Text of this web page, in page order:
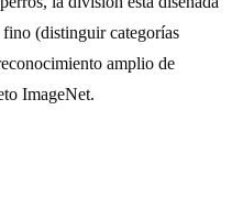
(distinguir categorías
amplio de
ImageNet.